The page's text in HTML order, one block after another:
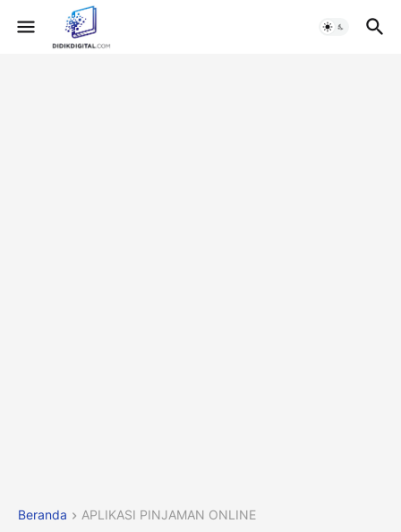
Beranda APLIKASI PINJAMAN ONLINE